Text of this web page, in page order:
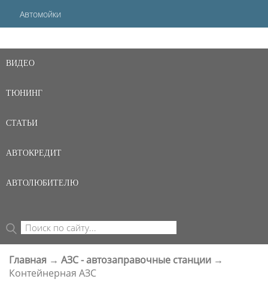
Автомойки
ВИДЕО
ТЮНИНГ
СТАТЬИ
АВТОКРЕДИТ
АВТОЛЮБИТЕЛЮ
ФОРМА ПОИСКА
Поиск
ВЫ ЗДЕСЬ
Главная → АЗС - автозаправочные станции →
Контейнерная АЗС